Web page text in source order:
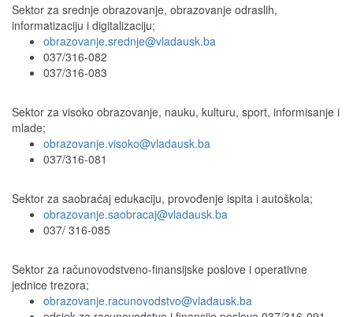
Sektor za srednje obrazovanje, obrazovanje odraslih,
informatizaciju i digitalizaciju;
obrazovanje.srednje@vladausk.ba
037/316-082
037/316-083
Sektor za visoko obrazovanje, nauku, kulturu, sport, informisanje i
mlade;
obrazovanje.visoko@vladausk.ba
037/316-081
Sektor za saobraćaj edukaciju, provođenje ispita i autoškola;
obrazovanje.saobracaj@vladausk.ba
037/ 316-085
Sektor za računovodstveno-finansijske poslove i operativne
jednice trezora;
obrazovanje.racunovodstvo@vladausk.ba